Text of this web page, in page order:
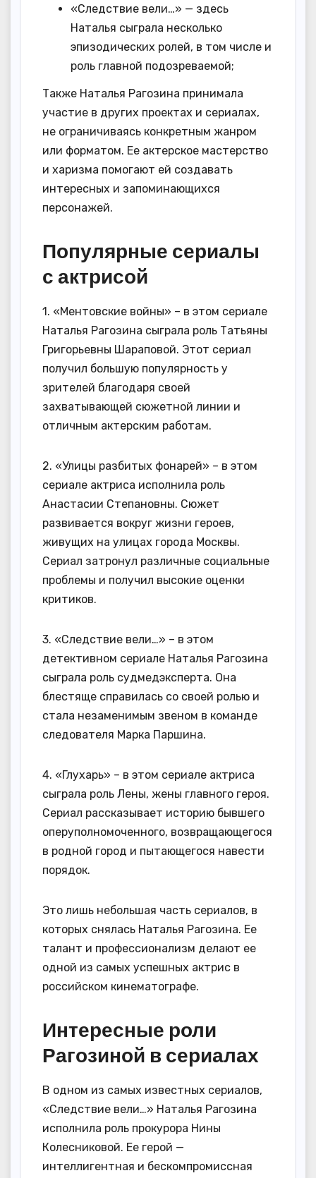
«Следствие вели…» — здесь
Наталья сыграла несколько
эпизодических ролей, в том числе и
роль главной подозреваемой;
Также Наталья Рагозина принимала
участие в других проектах и сериалах,
не ограничиваясь конкретным жанром
или форматом. Ее актерское мастерство
и харизма помогают ей создавать
интересных и запоминающихся
персонажей.
Популярные сериалы
с актрисой
1. «Ментовские войны» – в этом сериале
Наталья Рагозина сыграла роль Татьяны
Григорьевны Шараповой. Этот сериал
получил большую популярность у
зрителей благодаря своей
захватывающей сюжетной линии и
отличным актерским работам.
2. «Улицы разбитых фонарей» – в этом
сериале актриса исполнила роль
Анастасии Степановны. Сюжет
развивается вокруг жизни героев,
живущих на улицах города Москвы.
Сериал затронул различные социальные
проблемы и получил высокие оценки
критиков.
3. «Следствие вели…» – в этом
детективном сериале Наталья Рагозина
сыграла роль судмедэксперта. Она
блестяще справилась со своей ролью и
стала незаменимым звеном в команде
следователя Марка Паршина.
4. «Глухарь» – в этом сериале актриса
сыграла роль Лены, жены главного героя.
Сериал рассказывает историю бывшего
оперуполномоченного, возвращающегося
в родной город и пытающегося навести
порядок.
Это лишь небольшая часть сериалов, в
которых снялась Наталья Рагозина. Ее
талант и профессионализм делают ее
одной из самых успешных актрис в
российском кинематографе.
Интересные роли
Рагозиной в сериалах
В одном из самых известных сериалов,
«Следствие вели…» Наталья Рагозина
исполнила роль прокурора Нины
Колесниковой. Ее герой —
интеллигентная и бескомпромиссная